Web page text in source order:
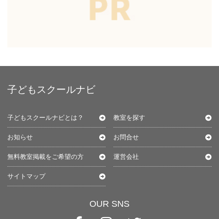
子どもスクールナビ
子どもスクールナビとは？ 教室を探す
お知らせ お問合せ
無料教室掲載をご希望の方 運営会社
サイトマップ
OUR SNS